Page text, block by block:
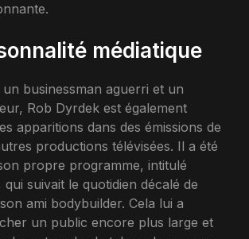
médiatique
un businessman aguerri et un
Rob Dyrdek est également
apparitions dans des émissions de
productions télévisées. Il a été
propre programme, intitulé
qui suivait le quotidien décalé de
ami bodybuilder. Cela lui a
un public encore plus large et